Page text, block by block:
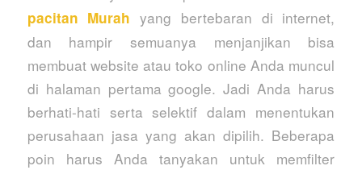
pacitan Murah yang bertebaran di internet,
dan hampir semuanya menjanjikan bisa
membuat website atau toko online Anda muncul
di halaman pertama google. Jadi Anda harus
berhati-hati serta selektif dalam menentukan
perusahaan jasa yang akan dipilih. Beberapa
poin harus Anda tanyakan untuk memfilter